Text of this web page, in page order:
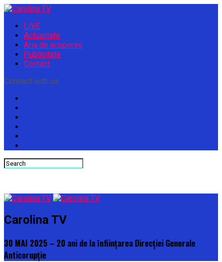
LIVE
Actualitate
Aria de acoperire
Publicitate
Contact
Connect with us
Carolina TV
30 MAI 2025 – 20 ani de la înființarea Direcţiei Generale
Anticorupţie